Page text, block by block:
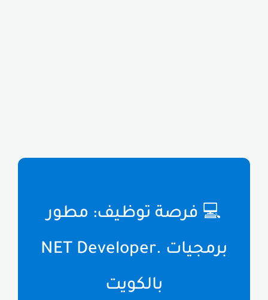
💻 فرصة توظيف: مطور
برمجيات .NET Developer
بالكويت